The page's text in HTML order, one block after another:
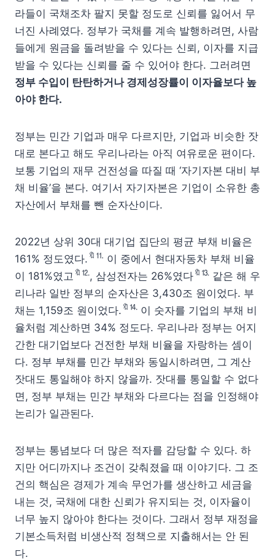
라들이 국채조차 팔지 못할 정도로 신뢰를 잃어서 무
너진 사례였다. 정부가 국채를 계속 발행하려면, 사람
들에게 원금을 돌려받을 수 있다는 신뢰, 이자를 지급
받을 수 있다는 신뢰를 줄 수 있어야 한다. 그러려면
정부 수입이 탄탄하거나 경제성장률이 이자율보다 높
아야 한다.
정부는 민간 기업과 매우 다르지만, 기업과 비슷한 잣
대로 본다고 해도 우리나라는 아직 여유로운 편이다.
보통 기업의 재무 건전성을 따질 때 ‘자기자본 대비 부
채 비율’을 본다. 여기서 자기자본은 기업이 소유한 총
자산에서 부채를 뺀 순자산이다.
2022년 상위 30대 대기업 집단의 평균 부채 비율은
161% 정도였다. 🔖⒒ 이 중에서 현대자동차 부채 비율
이 181%였고 🔖⒓, 삼성전자는 26%였다 🔖⒔ 같은 해 우
리나라 일반 정부의 순자산은 3,430조 원이었다. 부
채는 1,159조 원이었다. 🔖⒕ 이 숫자를 기업의 부채 비
율처럼 계산하면 34% 정도다. 우리나라 정부는 어지
간한 대기업보다 건전한 부채 비율을 자랑하는 셈이
다. 정부 부채를 민간 부채와 동일시하려면, 그 계산
잣대도 통일해야 하지 않을까. 잣대를 통일할 수 없다
면, 정부 부채는 민간 부채와 다르다는 점을 인정해야
논리가 일관된다.
정부는 통념보다 더 많은 적자를 감당할 수 있다. 하
지만 어디까지나 조건이 갖춰졌을 때 이야기다. 그 조
건의 핵심은 경제가 계속 무언가를 생산하고 세금을
내는 것, 국채에 대한 신뢰가 유지되는 것, 이자율이
너무 높지 않아야 한다는 것이다. 그래서 정부 재정을
기본소득처럼 비생산적 정책으로 지출해서는 안 된
다.